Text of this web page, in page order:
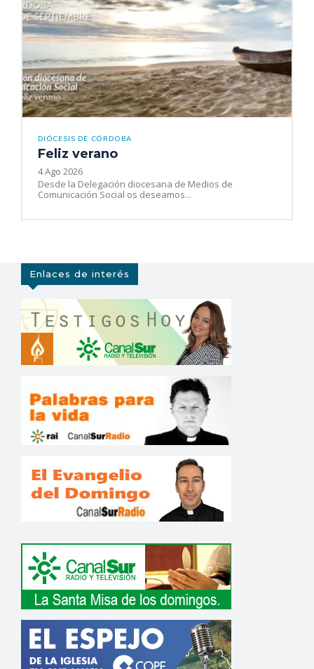
DIÓCESIS DE CÓRDOBA
Feliz verano
4 Ago 2026
Desde la Delegación diocesana de Medios de
Comunicación Social os deseamos...
Enlaces de interés